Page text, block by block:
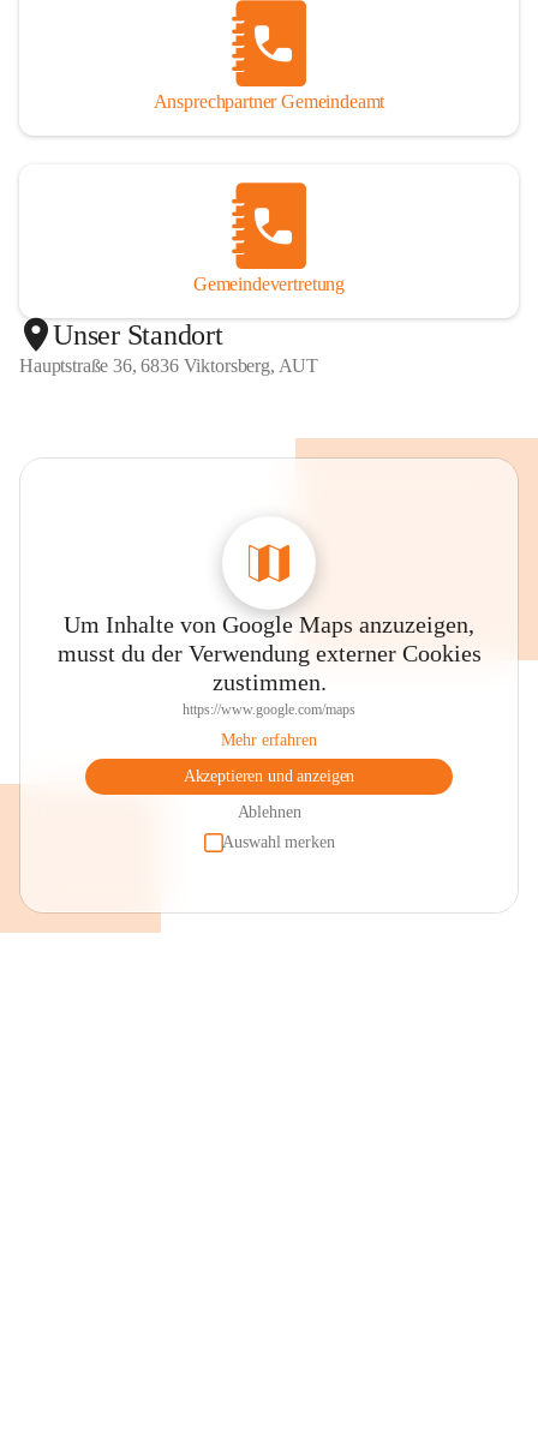
Ansprechpartner Gemeindeamt
Gemeindevertretung
Unser Standort
Hauptstraße 36, 6836 Viktorsberg, AUT
Um Inhalte von Google Maps anzuzeigen,
musst du der Verwendung externer Cookies
zustimmen.
https://www.google.com/maps
Mehr erfahren
Akzeptieren und anzeigen
Ablehnen
Auswahl merken